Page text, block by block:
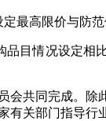
最高限价与防范
目情况设定
共同完成。
关部门指导